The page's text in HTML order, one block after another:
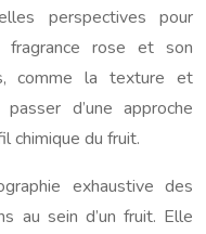
perspectives pour
fragrance rose et son
comme la texture et
d’une approche
chimique du fruit.
exhaustive des
au sein d’un fruit. Elle